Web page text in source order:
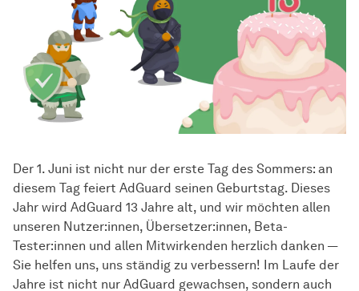
Der 1. Juni ist nicht nur der erste Tag des Sommers: an
diesem Tag feiert AdGuard seinen Geburtstag. Dieses
Jahr wird AdGuard 13 Jahre alt, und wir möchten allen
unseren Nutzer:innen, Übersetzer:innen, Beta-
Tester:innen und allen Mitwirkenden herzlich danken —
Sie helfen uns, uns ständig zu verbessern! Im Laufe der
Jahre ist nicht nur AdGuard gewachsen, sondern auch